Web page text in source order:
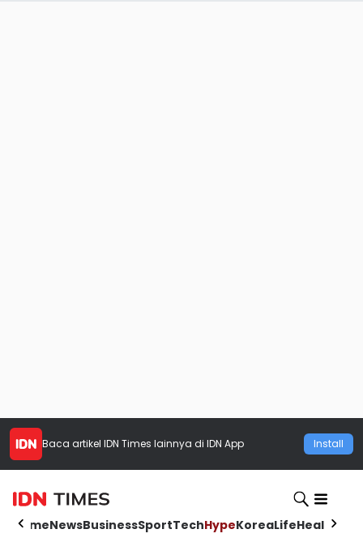
Baca artikel IDN Times lainnya di IDN App Install
HomeNewsBusinessSportTechHypeKoreaLifeHealth